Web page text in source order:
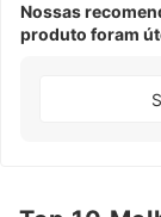
Nossas
produto foram